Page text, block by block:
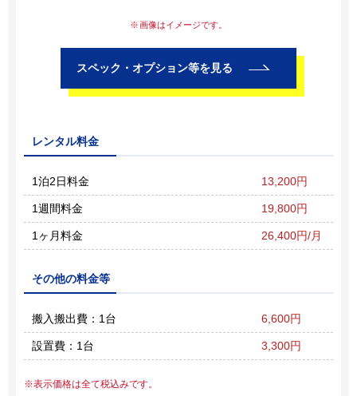
画像はイメージです。
スペック・オプション等を見る
レンタル料金
1泊2日料金 13,200円
1週間料金 19,800円
1ヶ月料金 26,400円/月
その他の料金等
搬入搬出費：1台 6,600円
設置費：1台 3,300円
表示価格は全て税込みです。